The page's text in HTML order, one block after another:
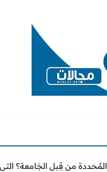
المُحددة من قِبل الجَامعة؟ التي